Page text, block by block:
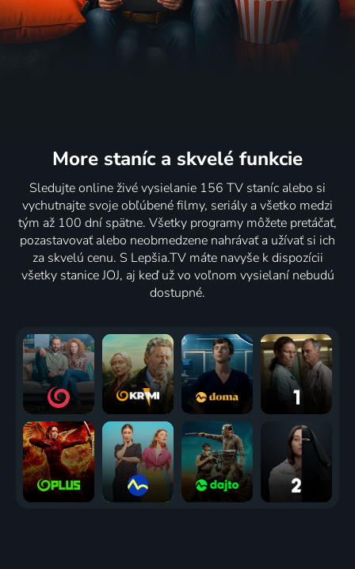
More staníc a skvelé funkcie
Sledujte online živé vysielanie 156 TV staníc alebo si
vychutnajte svoje obľúbené filmy, seriály a všetko medzi
tým až 100 dní spätne. Všetky programy môžete pretáčať,
pozastavovať alebo neobmedzene nahrávať a užívať si ich
za skvelú cenu. S Lepšia.TV máte navyše k dispozícii
všetky stanice JOJ, aj keď už vo voľnom vysielaní nebudú
dostupné.